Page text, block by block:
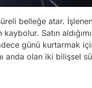
belleğe atar.
Satın
günü kurtarmak
anda olan iki bilişsel